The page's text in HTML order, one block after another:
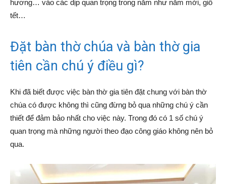
hương… vào các dịp quan trọng trong năm như năm mới, giỗ
tết…
Đặt bàn thờ chúa và bàn thờ gia
tiên cần chú ý điều gì?
Khi đã biết được việc bàn thờ gia tiên đặt chung với bàn thờ
chúa có được không thì cũng đừng bỏ qua những chú ý cần
thiết để đảm bảo nhất cho việc này. Trong đó có 1 số chú ý
quan trọng mà những người theo đạo công giáo không nên bỏ
qua.